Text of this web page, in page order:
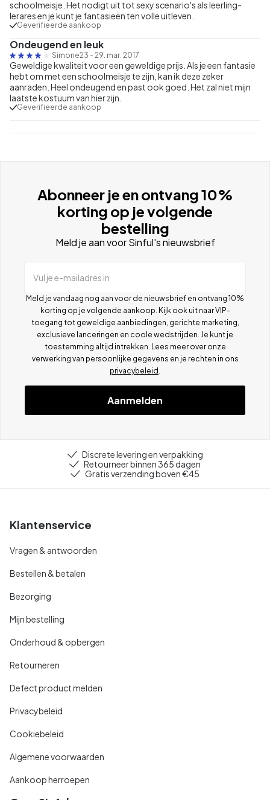
schoolmeisje. Het nodigt uit tot sexy scenario's als leerling-
lerares en je kunt je fantasieën ten volle uitleven.
Geverifieerde aankoop
Ondeugend en leuk
Simone23 - 29. mar. 2017
Geweldige kwaliteit voor een geweldige prijs. Als je een fantasie
hebt om met een schoolmeisje te zijn, kan ik deze zeker
aanraden. Heel ondeugend en past ook goed. Het zal niet mijn
laatste kostuum van hier zijn.
Geverifieerde aankoop
Abonneer je en ontvang 10%
korting op je volgende
bestelling
Meld je aan voor Sinful's nieuwsbrief
Vul je e-mailadres in
Meld je vandaag nog aan voor de nieuwsbrief en ontvang 10%
korting op je volgende aankoop. Kijk ook uit naar VIP-
toegang tot geweldige aanbiedingen, gerichte marketing,
exclusieve lanceringen en coole wedstrijden. Je kunt je
toestemming altijd intrekken. Lees meer over onze
verwerking van persoonlijke gegevens en je rechten in ons
privacybeleid
Aanmelden
Discrete levering en verpakking
Retourneer binnen 365 dagen
Gratis verzending boven €45
Klantenservice
Vragen & antwoorden
Bestellen & betalen
Bezorging
Mijn bestelling
Onderhoud & opbergen
Retourneren
Defect product melden
Privacybeleid
Cookiebeleid
Algemene voorwaarden
Aankoop herroepen